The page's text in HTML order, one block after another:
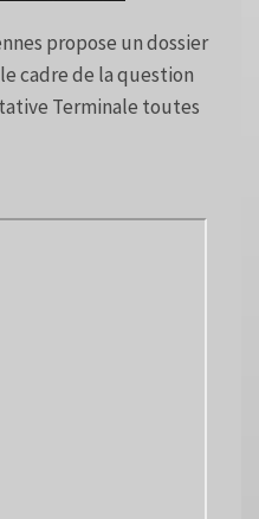
propose un dossier
cadre de la question
Terminale toutes